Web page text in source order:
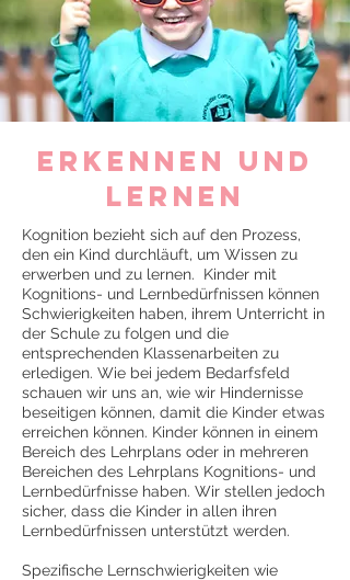
Erkennen und
Lernen
Kognition bezieht sich auf den Prozess,
den ein Kind durchläuft, um Wissen zu
erwerben und zu lernen.
Kinder mit
Kognitions- und Lernbedürfnissen können
Schwierigkeiten haben, ihrem Unterricht in
der Schule zu folgen und die
entsprechenden Klassenarbeiten zu
erledigen. Wie bei jedem Bedarfsfeld
schauen wir uns an, wie wir Hindernisse
beseitigen können, damit die Kinder etwas
erreichen können. Kinder können in einem
Bereich des Lehrplans oder in mehreren
Bereichen des Lehrplans Kognitions- und
Lernbedürfnisse haben. Wir stellen jedoch
sicher, dass die Kinder in allen ihren
Lernbedürfnissen unterstützt werden.
Spezifische Lernschwierigkeiten wie